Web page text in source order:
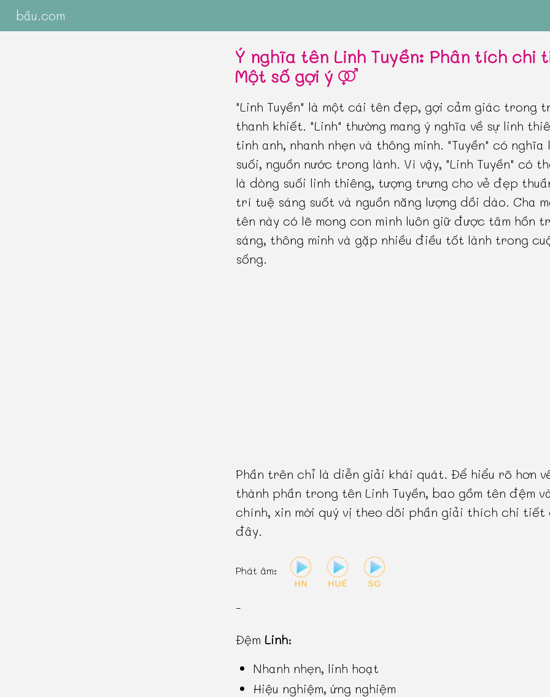
bầu.com
Ý nghĩa tên Linh Tuyền: Phân tích chi
Một số gợi ý
"Linh Tuyền" là một cái tên đẹp, gợi cảm giác trong
thanh khiết. "Linh" thường mang ý nghĩa về sự linh
tinh anh, nhanh nhẹn và thông minh. "Tuyền" có nghĩa
suối, nguồn nước trong lành. Vì vậy, "Linh Tuyền" có
là dòng suối linh thiêng, tượng trưng cho vẻ đẹp
trí tuệ sáng suốt và nguồn năng lượng dồi dào. Cha
tên này có lẽ mong con mình luôn giữ được tâm hồn
sáng, thông minh và gặp nhiều điều tốt lành trong
sống.
Phần trên chỉ là diễn giải khái quát. Để hiểu rõ hơn
thành phần trong tên Linh Tuyền, bao gồm tên đệm
chính, xin mời quý vị theo dõi phần giải thích chi tiết
đây.
Phát âm:
-
Đệm Linh:
Nhanh nhẹn, linh hoạt
Hiệu nghiệm, ứng nghiệm